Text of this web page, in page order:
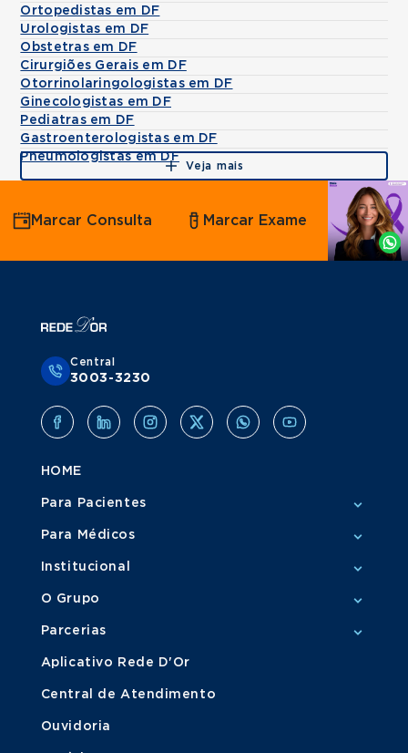
Ortopedistas em DF
Urologistas em DF
Obstetras em DF
Cirurgiões Gerais em DF
Otorrinolaringologistas em DF
Ginecologistas em DF
Pediatras em DF
Gastroenterologistas em DF
Pneumologistas em DF
Veja mais
Agende
por
Whatsapp
Marcar Consulta Marcar Exame
Central
3003-3230
HOME
Para Pacientes
Para Médicos
Institucional
O Grupo
Parcerias
Aplicativo Rede D'Or
Central de Atendimento
Ouvidoria